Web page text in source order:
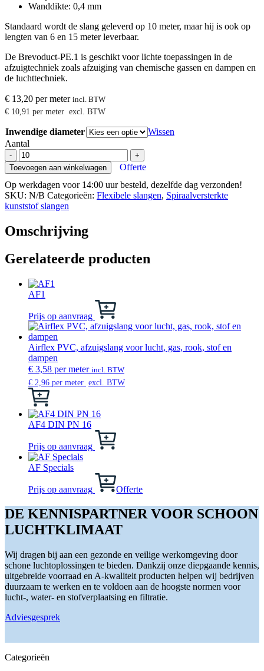
Wanddikte: 0,4 mm
Standaard wordt de slang geleverd op 10 meter, maar hij is ook op
lengten van 6 en 15 meter leverbaar.
De Brevoduct-PE.1 is geschikt voor lichte toepassingen in de
afzuigtechniek zoals afzuiging van chemische gassen en dampen en
de luchttechniek.
€ 13,20 per meter incl. BTW
€ 10,91 per meter excl. BTW
Inwendige diameter
Wissen
Aantal
-
Brevoduct-
PE.1
aantal
+
Toevoegen aan winkelwagen
Offerte
Op werkdagen voor 14:00 uur besteld, dezelfde dag verzonden!
SKU: N/B Categorieën: Flexibele slangen, Spiraalversterkte
kunststof slangen
Omschrijving
Gerelateerde producten
AF1
Prijs op aanvraag
Dit
heeft
variaties.
optie
kan
gekozen
productpagina
Airflex PVC, afzuigslang voor lucht, gas, rook, stof en
dampen
€ 3,58 per meter incl. BTW
€ 2,96 per meter excl. BTW
Dit
heeft
meerdere
Deze
optie
kan
worden
de
productpagina
AF4 DIN PN 16
Prijs op aanvraag
Dit
variaties.
Deze
kan
gekozen
worden
de
productpagina
AF Specials
Prijs op aanvraag Offerte
DE KENNISPARTNER VOOR SCHOON
LUCHTKLIMAAT
Wij dragen bij aan een gezonde en veilige werkomgeving door
schone luchtoplossingen te bieden. Dankzij onze diepgaande kennis,
uitgebreide voorraad en A-kwaliteit producten helpen wij bedrijven
duurzaam te werken en te voldoen aan de hoogste normen voor
lucht-, water- en stofverplaatsing en filtratie.
Adviesgesprek
Categorieën